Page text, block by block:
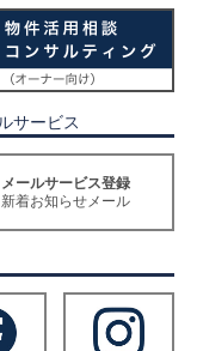
サービス
メールサービス登録
新着お知らせメール